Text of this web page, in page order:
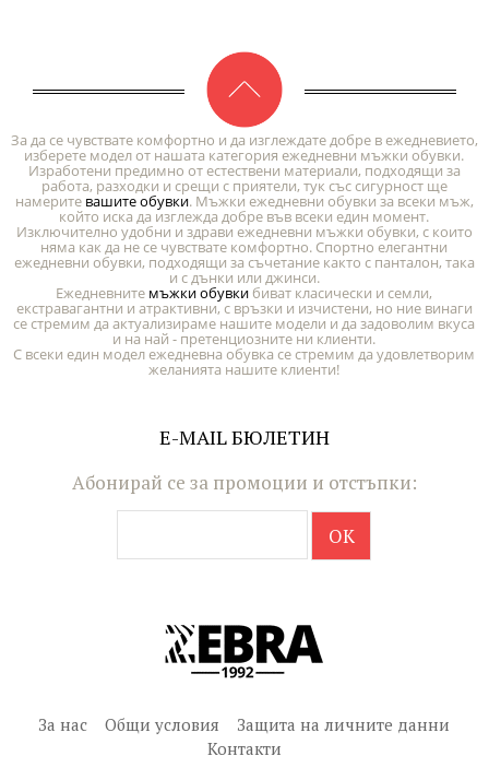
За да се чувствате комфортно и да изглеждате добре в ежедневието,
изберете модел от нашата категория ежедневни мъжки обувки.
Изработени предимно от естествени материали, подходящи за
работа, разходки и срещи с приятели, тук със сигурност ще
намерите вашите обувки. Мъжки ежедневни обувки за всеки мъж,
който иска да изглежда добре във всеки един момент.
Изключително удобни и здрави ежедневни мъжки обувки, с които
няма как да не се чувствате комфортно. Спортно елегантни
ежедневни обувки, подходящи за съчетание както с панталон, така
и с дънки или джинси.
Ежедневните мъжки обувкибиват класически и семли,
екстравагантни и атрактивни, с връзки и изчистени, но ние винаги
се стремим да актуализираме нашите модели и да задоволим вкуса
и на най - претенциозните ни клиенти.
С всеки един модел ежедневна обувка се стремим да удовлетворим
желанията нашите клиенти!
E-MAIL БЮЛЕТИН
Абонирай се за промоции и отстъпки:
За нас Общи условия
Защита на личните данни
Контакти